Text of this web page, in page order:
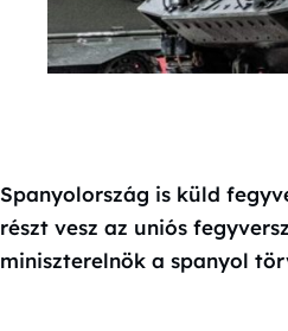
Spanyolország is küld
részt vesz az uniós
miniszterelnök a spanyol